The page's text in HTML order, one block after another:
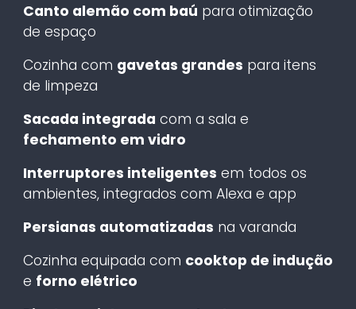
Canto alemão com baú para otimização
de espaço
Cozinha com gavetas grandes para itens
de limpeza
Sacada integrada com a sala e
fechamento em vidro
Interruptores inteligentes em todos os
ambientes, integrados com Alexa e app
Persianas automatizadas na varanda
Cozinha equipada com cooktop de indução
e forno elétrico